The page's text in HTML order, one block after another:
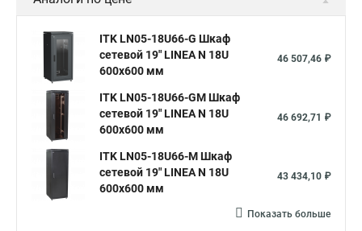
ITK LN05-18U66-G Шкаф
сетевой 19" LINEA N 18U
600х600 мм
46 507,46 ₽
ITK LN05-18U66-GM Шкаф
сетевой 19" LINEA N 18U
600х600 мм
46 692,71 ₽
ITK LN05-18U66-M Шкаф
сетевой 19" LINEA N 18U
600х600 мм
43 434,10 ₽
Показать больше